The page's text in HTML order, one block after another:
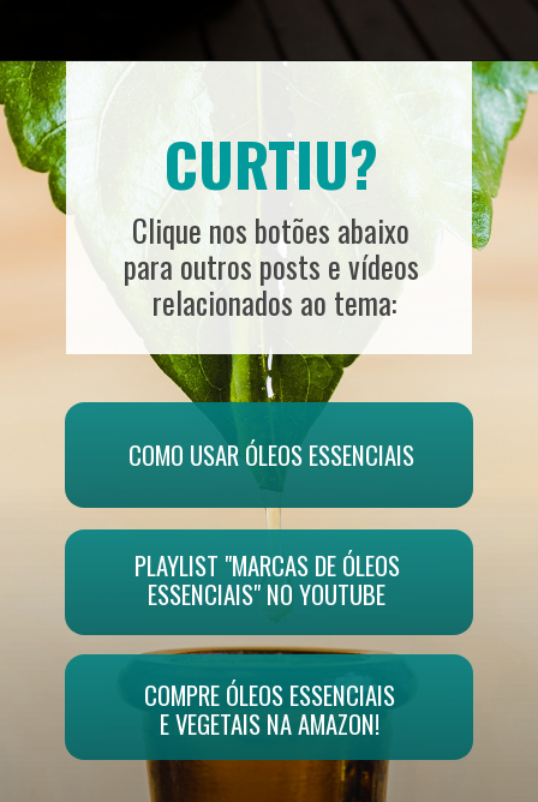
COMO USAR ÓLEOS ESSENCIAIS
PLAYLIST "MARCAS DE ÓLEOS
ESSENCIAIS" NO YOUTUBE
Clique nos botões abaixo
para outros posts e vídeos
relacionados ao tema:
CURTIU?
COMPRE ÓLEOS ESSENCIAIS
E VEGETAIS NA AMAZON!